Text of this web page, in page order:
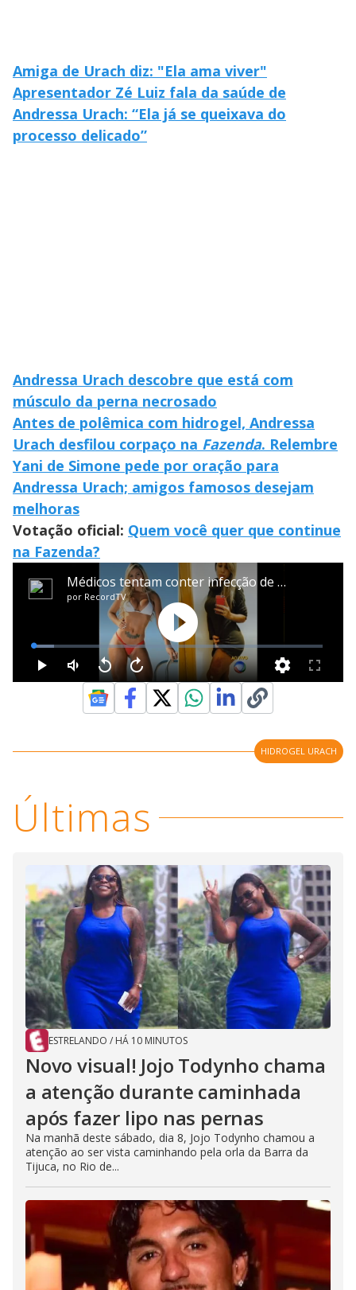
Amiga de Urach diz: "Ela ama viver"
Apresentador Zé Luiz fala da saúde de
Andressa Urach: “Ela já se queixava do
processo delicado”
Andressa Urach descobre que está com
músculo da perna necrosado
Antes de polêmica com hidrogel, Andressa
Urach desfilou corpaço na Fazenda. Relembre
Yani de Simone pede por oração para
Andressa Urach; amigos famosos desejam
melhoras
Votação oficial: Quem você quer que continue
na Fazenda?
HIDROGEL URACH
Últimas
ESTRELANDO / HÁ 10 MINUTOS
Novo visual! Jojo Todynho chama
a atenção durante caminhada
após fazer lipo nas pernas
Na manhã deste sábado, dia 8, Jojo Todynho chamou a
atenção ao ser vista caminhando pela orla da Barra da
Tijuca, no Rio de...